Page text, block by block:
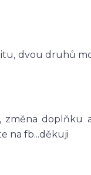
dvou druhů
změna doplňku
na fb...děkuji